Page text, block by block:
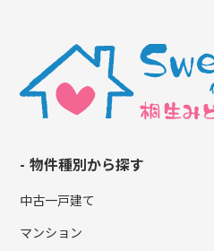
物件種別から探す
中古一戸建て
マンション